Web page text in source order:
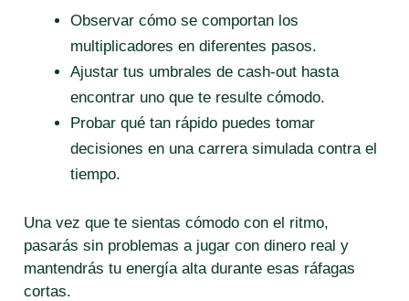
Observar cómo se comportan los
multiplicadores en diferentes pasos.
Ajustar tus umbrales de cash‑out hasta
encontrar uno que te resulte cómodo.
Probar qué tan rápido puedes tomar
decisiones en una carrera simulada contra el
tiempo.
Una vez que te sientas cómodo con el ritmo,
pasarás sin problemas a jugar con dinero real y
mantendrás tu energía alta durante esas ráfagas
cortas.